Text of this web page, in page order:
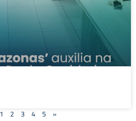
1 2 3 4 5 »